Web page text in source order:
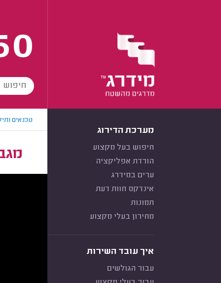
מערכת הדירוג
חיפוש בעל מקצוע
הורדת אפליקציה
ערים במידרג
אינדקס חוות דעת
תמונות
מחירון בעלי מקצוע
איך עובד השירות
עבור הגולשים
טכנאים